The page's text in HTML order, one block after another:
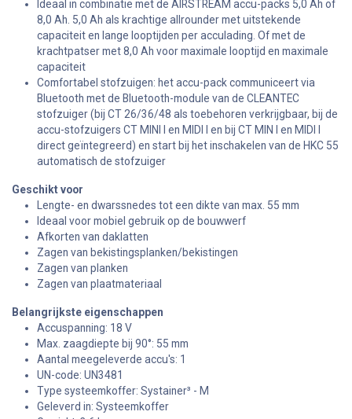
Ideaal in combinatie met de AIRSTREAM accu-packs 5,0 Ah of
8,0 Ah. 5,0 Ah als krachtige allrounder met uitstekende
capaciteit en lange looptijden per acculading. Of met de
krachtpatser met 8,0 Ah voor maximale looptijd en maximale
capaciteit
Comfortabel stofzuigen: het accu-pack communiceert via
Bluetooth met de Bluetooth-module van de CLEANTEC
stofzuiger (bij CT 26/36/48 als toebehoren verkrijgbaar, bij de
accu-stofzuigers CT MINI I en MIDI I en bij CT MIN I en MIDI I
direct geïntegreerd) en start bij het inschakelen van de HKC 55
automatisch de stofzuiger
Geschikt voor
Lengte- en dwarssnedes tot een dikte van max. 55 mm
Ideaal voor mobiel gebruik op de bouwwerf
Afkorten van daklatten
Zagen van bekistingsplanken/bekistingen
Zagen van planken
Zagen van plaatmateriaal
Belangrijkste eigenschappen
Accuspanning: 18 V
Max. zaagdiepte bij 90°: 55 mm
Aantal meegeleverde accu's: 1
UN-code: UN3481
Type systeemkoffer: Systainer³ - M
Geleverd in: Systeemkoffer